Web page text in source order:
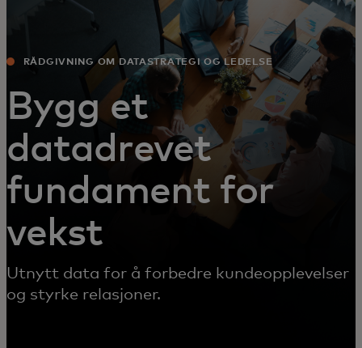
RÅDGIVNING OM DATASTRATEGI OG LEDELSE
Bygg et
datadrevet
fundament for
vekst
Utnytt data for å forbedre kundeopplevelser
og styrke relasjoner.